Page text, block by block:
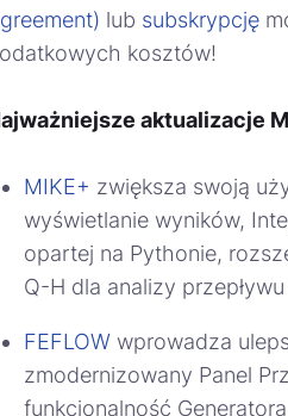
lub subskrypcję
kosztów!
aktualizacje
MIKE+ zwiększa swoją
wyświetlanie wyników,
opartej na Pythonie,
Q-H dla analizy
FEFLOWwprowadza
zmodernizowany Panel
funkcjonalność